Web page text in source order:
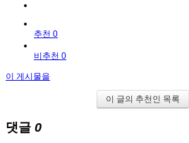
추천 0
비추천 0
이 게시물을
이 글의 추천인 목록
댓글 0